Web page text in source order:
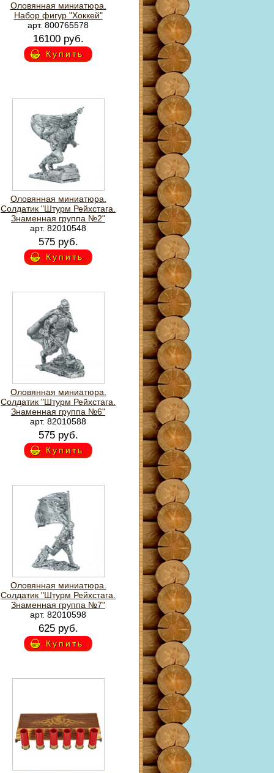
Оловянная миниатюра.
Набор фигур "Хоккей"
арт. 800765578
16100 руб.
Купить
Оловянная миниатюра.
Солдатик "Штурм Рейхстага.
Знаменная группа №2"
арт. 82010548
575 руб.
Купить
Оловянная миниатюра.
Солдатик "Штурм Рейхстага.
Знаменная группа №6"
арт. 82010588
575 руб.
Купить
Оловянная миниатюра.
Солдатик "Штурм Рейхстага.
Знаменная группа №7"
арт. 82010598
625 руб.
Купить